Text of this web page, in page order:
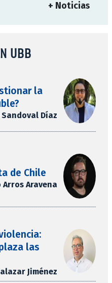
+ Noticias
UBB
la
Sandoval Díaz
de Chile
Aravena
las
Jiménez